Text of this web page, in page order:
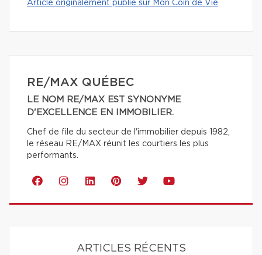
Article originalement publié sur Mon Coin de Vie
RE/MAX QUÉBEC
LE NOM RE/MAX EST SYNONYME
D'EXCELLENCE EN IMMOBILIER.
Chef de file du secteur de l'immobilier depuis 1982,
le réseau RE/MAX réunit les courtiers les plus
performants.
ARTICLES RÉCENTS